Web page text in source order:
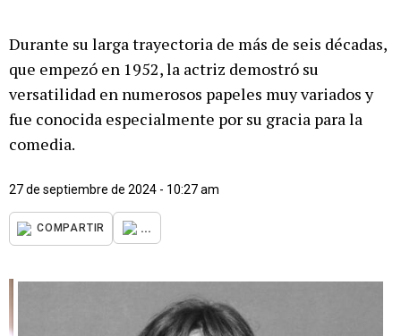
Durante su larga trayectoria de más de seis décadas,
que empezó en 1952, la actriz demostró su
versatilidad en numerosos papeles muy variados y
fue conocida especialmente por su gracia para la
comedia.
27 de septiembre de 2024 - 10:27 am
COMPARTIR ...